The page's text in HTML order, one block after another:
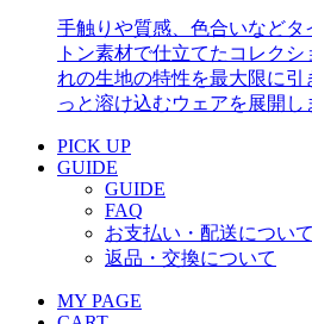
手触りや質感、色合いなどタ
トン素材で仕立てたコレク
れの生地の特性を最大限に
っと溶け込むウェアを展開し
PICK UP
GUIDE
GUIDE
FAQ
お支払い・配送について
返品・交換について
MY PAGE